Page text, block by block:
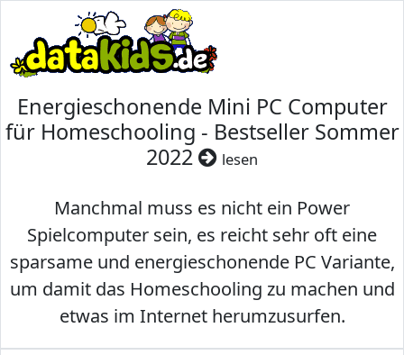
Energieschonende Mini PC Computer
für Homeschooling - Bestseller Sommer
2022
lesen
Manchmal muss es nicht ein Power
Spielcomputer sein, es reicht sehr oft eine
sparsame und energieschonende PC Variante,
um damit das Homeschooling zu machen und
etwas im Internet herumzusurfen.